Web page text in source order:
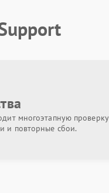
многоэтапную проверку
и повторные сбои.